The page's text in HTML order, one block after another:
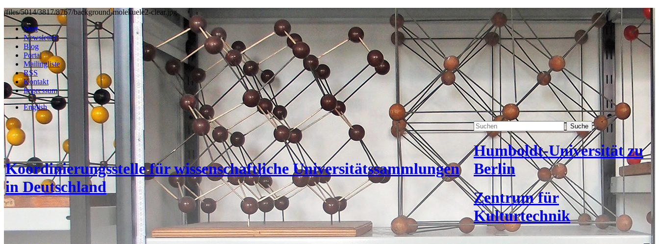
/files/5014/3817/8767/background-molekuele2-clear.jpg
Start
Newsletter
Blog
Portal
Mailingliste
RSS
Kontakt
Impressum
English
Koordinierungsstelle für wissenschaftliche Universitätssammlungen
in Deutschland
Suche
Humboldt-Universität zu
Berlin
Zentrum für
Kulturtechnik